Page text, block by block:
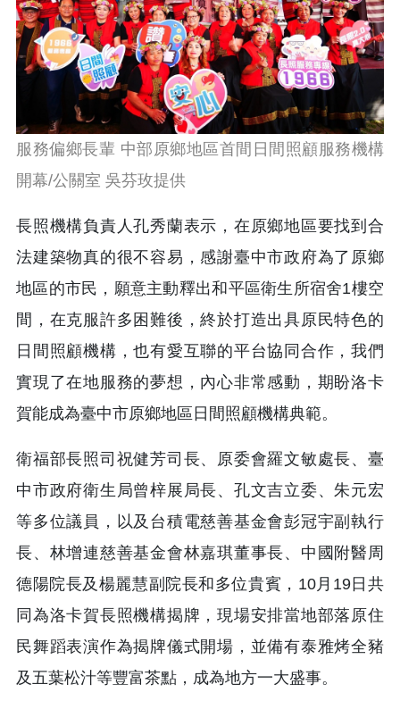
服務偏鄉長輩 中部原鄉地區首間日間照顧服務機構
開幕/公關室 吳芬玫提供
長照機構負責人孔秀蘭表示，在原鄉地區要找到合
法建築物真的很不容易，感謝臺中市政府為了原鄉
地區的市民，願意主動釋出和平區衛生所宿舍1樓空
間，在克服許多困難後，終於打造出具原民特色的
日間照顧機構，也有愛互聯的平台協同合作，我們
實現了在地服務的夢想，內心非常感動，期盼洛卡
賀能成為臺中市原鄉地區日間照顧機構典範。
衛福部長照司祝健芳司長、原委會羅文敏處長、臺
中市政府衛生局曾梓展局長、孔文吉立委、朱元宏
等多位議員，以及台積電慈善基金會彭冠宇副執行
長、林增連慈善基金會林嘉琪董事長、中國附醫周
德陽院長及楊麗慧副院長和多位貴賓，10月19日共
同為洛卡賀長照機構揭牌，現場安排當地部落原住
民舞蹈表演作為揭牌儀式開場，並備有泰雅烤全豬
及五葉松汁等豐富茶點，成為地方一大盛事。